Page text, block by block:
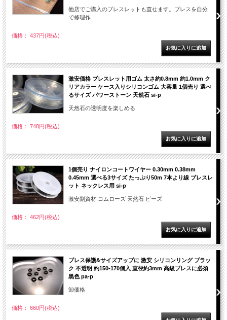
他店でご購入のブレスレットも直せます。ブレスを自分
で修理作
価格： 437円(税込)
激安価格 ブレスレット用ゴム 太さ約0.8mm 約1.0mm ク
リアカラー ケース入りシリコンゴム 大容量 1個売り 選べ
るサイズ パワーストーン 天然石 si-p
天然石の透明度を楽しめる
価格： 748円(税込)
1個売り ナイロンコートワイヤー 0.30mm 0.38mm
0.45mm 選べる3サイズ たっぷり50m 7本より線 ブレスレ
ット ネックレス用 si-p
激安副資材 コムローズ 天然石 ビーズ
価格： 462円(税込)
ブレス保護&サイズアップに 激安 シリコンリング ブラッ
ク 不透明 約150-170個入 直径約3mm 高級ブレスに必須
黒色 pa-p
卸価格
価格： 660円(税込)